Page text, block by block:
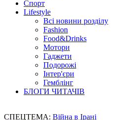
Спорт
Lifestyle
Всі новини розділу
Fashion
Food&Drinks
Мотори
Гаджети
Подорожі
Інтер'єри
Гемблінг
БЛОГИ ЧИТАЧІВ
СПЕЦТЕМА: Війна в Ірані